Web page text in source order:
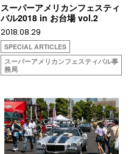
スーパーアメリカンフェスティ
バル2018 in お台場 vol.2
2018.08.29
SPECIAL ARTICLES
スーパーアメリカンフェスティバル事
務局